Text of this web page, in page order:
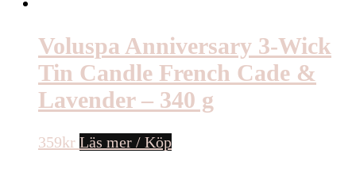
Voluspa Anniversary 3-Wick
Tin Candle French Cade &
Lavender – 340 g
359kr Läs mer / Köp